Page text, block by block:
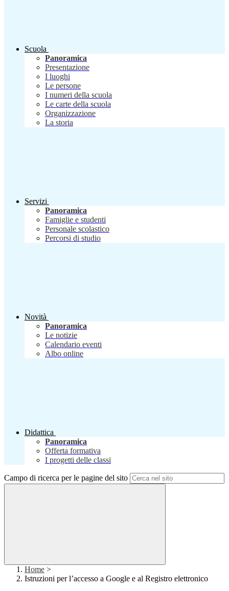
Scuola
Panoramica
Presentazione
I luoghi
Le persone
I numeri della scuola
Le carte della scuola
Organizzazione
La storia
Servizi
Panoramica
Famiglie e studenti
Personale scolastico
Percorsi di studio
Novità
Panoramica
Le notizie
Calendario eventi
Albo online
Didattica
Panoramica
Offerta formativa
I progetti delle classi
Campo di ricerca per le pagine del sito
Home >
Istruzioni per l’accesso a Google e al Registro elettronico